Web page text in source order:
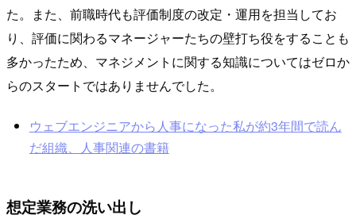
た。また、前職時代も評価制度の改定・運用を担当してお
り、評価に関わるマネージャーたちの壁打ち役をすることも
多かったため、マネジメントに関する知識についてはゼロか
らのスタートではありませんでした。
ウェブエンジニアから人事になった私が約3年間で読ん
だ組織、人事関連の書籍
想定業務の洗い出し